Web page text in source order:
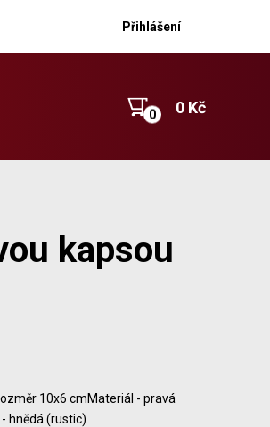
Přihlášení
0 Kč
kapsou
10x6 cmMateriál - pravá
hnědá (rustic)